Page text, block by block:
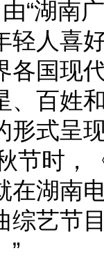
湖南广
轻人喜
各国现
、百姓
形式呈
节时，
在湖南
综艺节
”